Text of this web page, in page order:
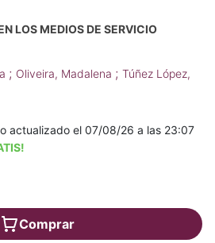
LOS MEDIOS DE SERVICIO
; Oliveira, Madalena ; Túñez López,
actualizado el 07/08/26 a las 23:07
Comprar